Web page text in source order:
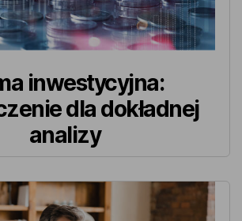
inwestycyjna:
dla dokładnej
analizy